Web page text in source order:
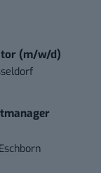
(m/w/d)
Eschborn